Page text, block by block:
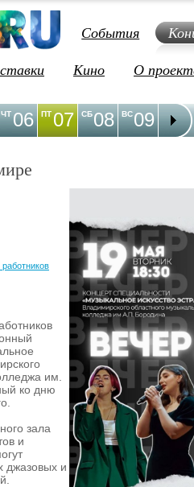
События
Кино О
06
ЧТ 07
ПТ 08
СБ 09
ВС 10
ПН
им.
ко дню
зала
и
джазовых и